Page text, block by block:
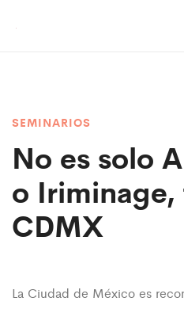
SEMINARIOS
No es solo
o Iriminage,
CDMX
La Ciudad de México es